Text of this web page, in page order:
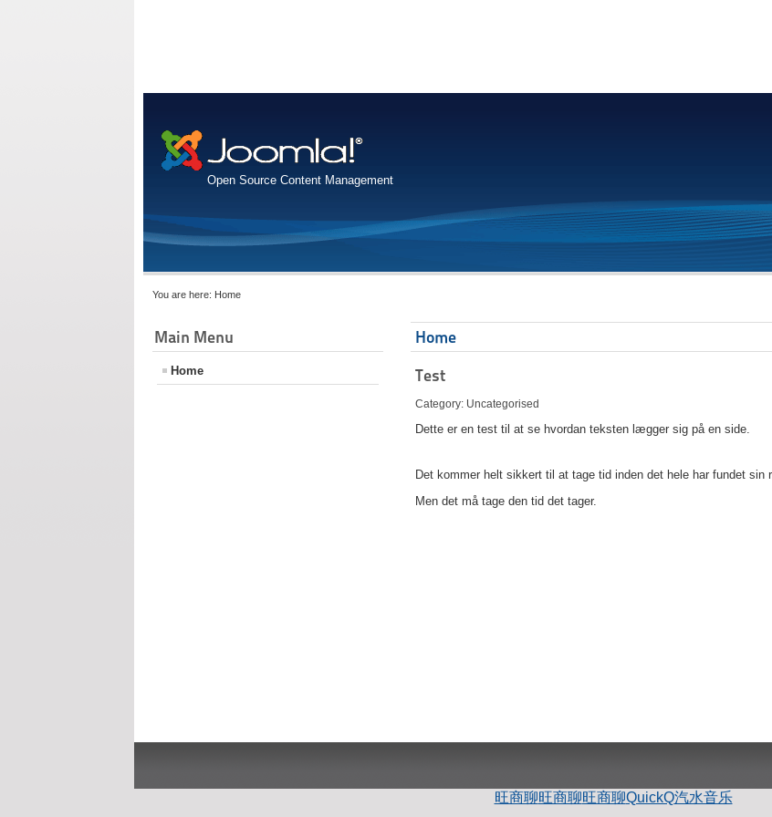
Open Source Content Management
You are here: Home
Main Menu
Home
Home
Test
Category: Uncategorised
Dette er en test til at se hvordan teksten lægger sig på en side.
Det kommer helt sikkert til at tage tid inden det hele har fundet sin
Men det må tage den tid det tager.
旺商聊旺商聊旺商聊QuickQ汽水音乐